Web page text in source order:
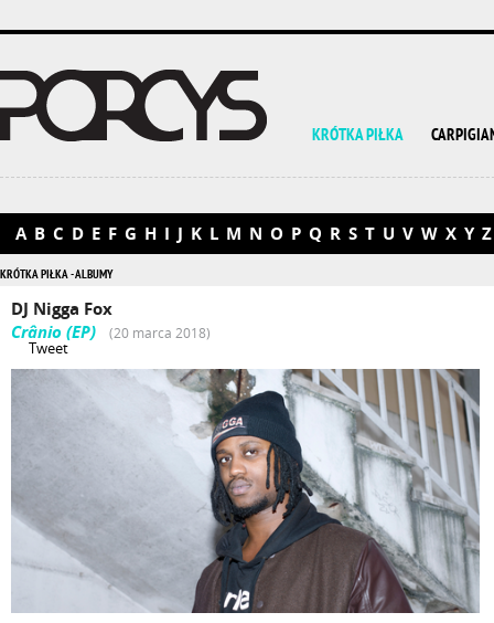
KRÓTKA PIŁKA
A B C D E F G H I J K L M N O P Q R S T U V W X Y Z
KRÓTKA PIŁKA - ALBUMY
DJ Nigga Fox
Crânio (EP)
(20 marca 2018)
Tweet